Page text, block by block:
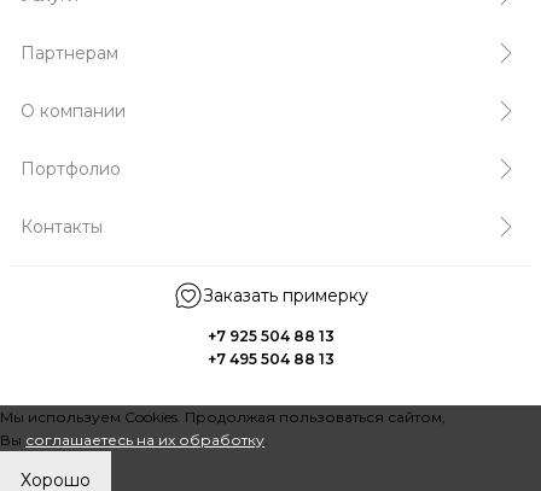
Партнерам
О компании
Портфолио
Контакты
Заказать примерку
+7 925 504 88 13
+7 495 504 88 13
Мы используем Cookies. Продолжая пользоваться сайтом,
Вы соглашаетесь на их обработку.
Хорошо